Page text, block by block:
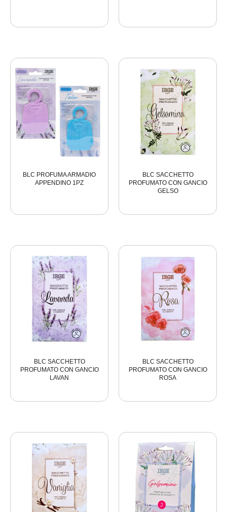
BLC PROFUMA ARMADIO
APPENDINO 1PZ
BLC SACCHETTO
PROFUMATO CON GANCIO
GELSO
BLC SACCHETTO
PROFUMATO CON GANCIO
LAVAN
BLC SACCHETTO
PROFUMATO CON GANCIO
ROSA